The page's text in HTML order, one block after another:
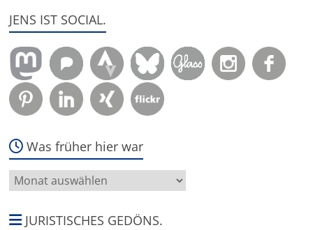
JENS IST SOCIAL.
Was früher hier war
Was
früher
warJURISTISCHES GEDÖNS.